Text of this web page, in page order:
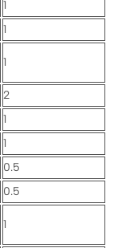
1
1
1
2
1
1
0.5
0.5
1